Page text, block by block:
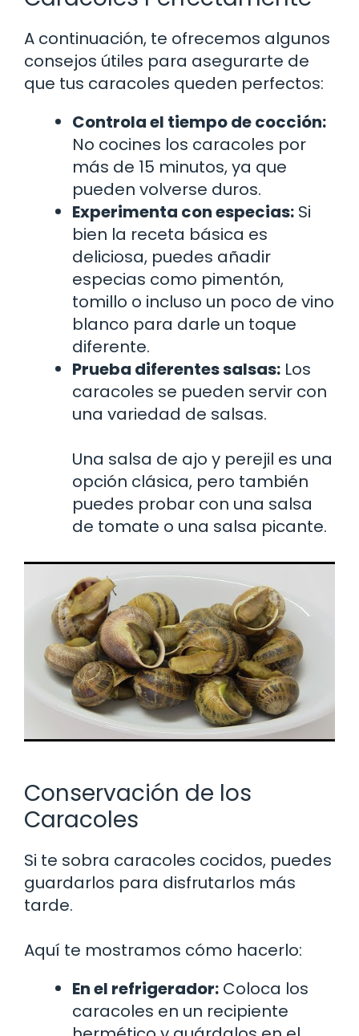
A continuación, te ofrecemos algunos
consejos útiles para asegurarte de
que tus caracoles queden perfectos:
Controla el tiempo de cocción:
No cocines los caracoles por
más de 15 minutos, ya que
pueden volverse duros.
Experimenta con especias: Si
bien la receta básica es
deliciosa, puedes añadir
especias como pimentón,
tomillo o incluso un poco de vino
blanco para darle un toque
diferente.
Prueba diferentes salsas: Los
caracoles se pueden servir con
una variedad de salsas.
Una salsa de ajo y perejil es una
opción clásica, pero también
puedes probar con una salsa
de tomate o una salsa picante.
Conservación de los
Caracoles
Si te sobra caracoles cocidos, puedes
guardarlos para disfrutarlos más
tarde.
Aquí te mostramos cómo hacerlo:
En el refrigerador: Coloca los
caracoles en un recipiente